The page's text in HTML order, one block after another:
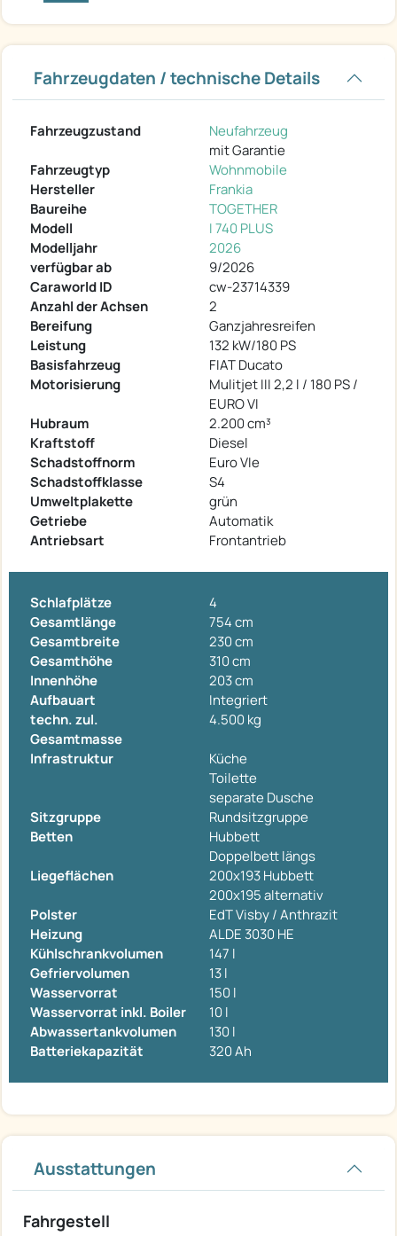
Fahrzeugdaten / technische Details
Fahrzeugzustand
Neufahrzeug
mit Garantie
Fahrzeugtyp
Wohnmobile
Hersteller
Frankia
Baureihe
TOGETHER
Modell
I 740 PLUS
Modelljahr
2026
verfügbar ab
9/2026
Caraworld ID
cw-23714339
Anzahl der Achsen
2
Bereifung
Ganzjahresreifen
Leistung
132 kW/180 PS
Basisfahrzeug
FIAT Ducato
Motorisierung
Mulitjet III 2,2 l / 180 PS /
EURO VI
Hubraum
2.200 cm³
Kraftstoff
Diesel
Schadstoffnorm
Euro VIe
Schadstoffklasse
S4
Umweltplakette
grün
Getriebe
Automatik
Antriebsart
Frontantrieb
Schlafplätze
4
Gesamtlänge
754 cm
Gesamtbreite
230 cm
Gesamthöhe
310 cm
Innenhöhe
203 cm
Aufbauart
Integriert
techn. zul.
Gesamtmasse
4.500 kg
Infrastruktur
Küche
Toilette
separate Dusche
Sitzgruppe
Rundsitzgruppe
Betten
Hubbett
Doppelbett längs
Liegeflächen
200x193 Hubbett
200x195 alternativ
Polster
EdT Visby / Anthrazit
Heizung
ALDE 3030 HE
Kühlschrankvolumen
147 l
Gefriervolumen
13 l
Wasservorrat
150 l
Wasservorrat inkl. Boiler
10 l
Abwassertankvolumen
130 l
Batteriekapazität
320 Ah
Ausstattungen
Fahrgestell